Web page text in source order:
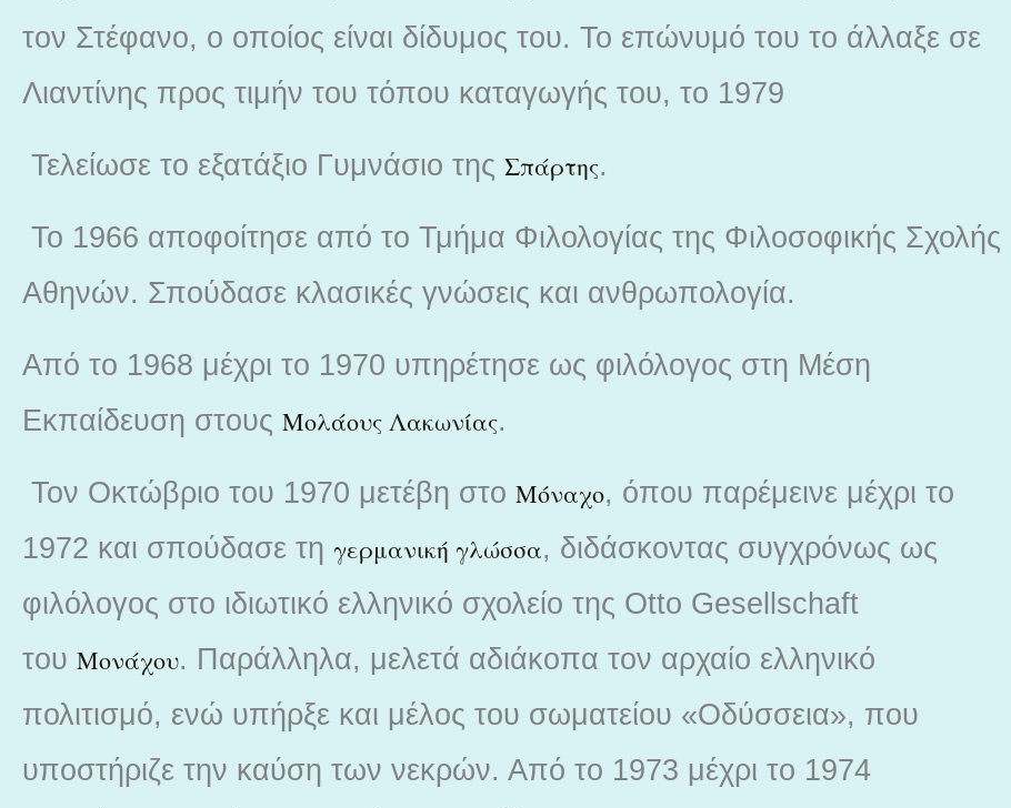
τον Στέφανο, ο οποίος είναι δίδυμος του. Το επώνυμό του το άλλαξε σε
Λιαντίνης προς τιμήν του τόπου καταγωγής του, το 1979
Τελείωσε το εξατάξιο Γυμνάσιο της Σπάρτης.
Το 1966 αποφοίτησε από το Τμήμα Φιλολογίας της Φιλοσοφικής Σχολής
Αθηνών. Σπούδασε κλασικές γνώσεις και ανθρωπολογία.
Από το 1968 μέχρι το 1970 υπηρέτησε ως φιλόλογος στη Μέση
Εκπαίδευση στους Μολάους Λακωνίας.
Τον Οκτώβριο του 1970 μετέβη στο Μόναχο, όπου παρέμεινε μέχρι το
1972 και σπούδασε τη γερμανική γλώσσα, διδάσκοντας συγχρόνως ως
φιλόλογος στο ιδιωτικό ελληνικό σχολείο της Otto Gesellschaft
του Μονάχου. Παράλληλα, μελετά αδιάκοπα τον αρχαίο ελληνικό
πολιτισμό, ενώ υπήρξε και μέλος του σωματείου «Οδύσσεια», που
υποστήριζε την καύση των νεκρών. Από το 1973 μέχρι το 1974